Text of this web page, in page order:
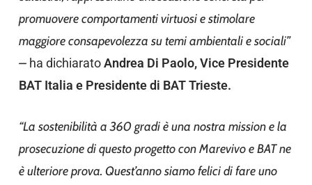
promuovere comportamenti virtuosi e stimolare
maggiore consapevolezza su temi ambientali e sociali”
– ha dichiaratoAndrea Di Paolo, Vice Presidente
BAT Italia e Presidente di BAT Trieste.
“La sostenibilità a 360 gradi è una nostra mission e la
prosecuzione di questo progetto con Marevivo e BAT ne
è ulteriore prova. Quest’anno siamo felici di fare uno